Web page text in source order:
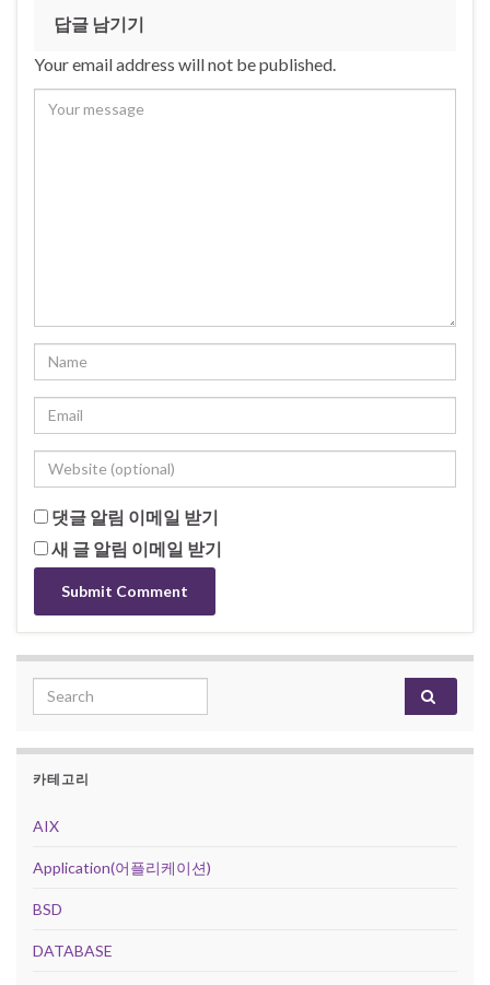
답글 남기기
Your email address will not be published.
댓글 알림 이메일 받기
새 글 알림 이메일 받기
Search for:
카테고리
AIX
Application(어플리케이션)
BSD
DATABASE